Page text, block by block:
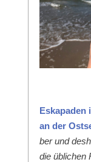
Eska­paden
an der
ber und
die üblichen